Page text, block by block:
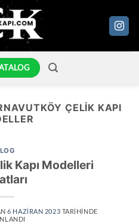
ÇELIK KAPI
Kapı Modelleri
6 HAZIRAN 2023 TARIHINDE